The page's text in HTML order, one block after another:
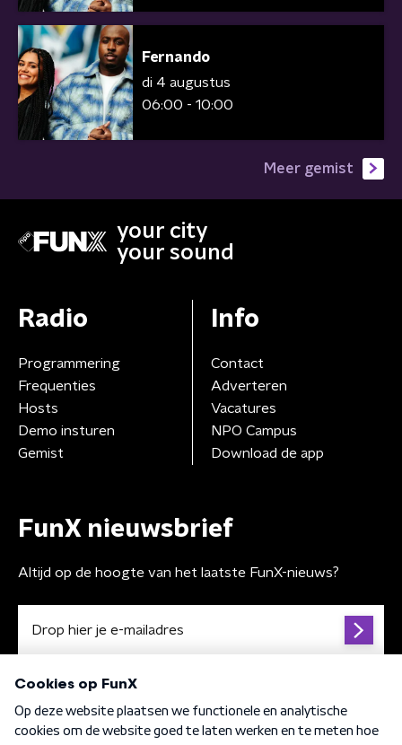
Fernando
di 4 augustus
06:00 - 10:00
Meer gemist
your city
your sound
Radio
Programmering
Frequenties
Hosts
Demo insturen
Gemist
Info
Contact
Adverteren
Vacatures
NPO Campus
Download de app
FunX nieuwsbrief
Altijd op de hoogte van het laatste FunX-nieuws?